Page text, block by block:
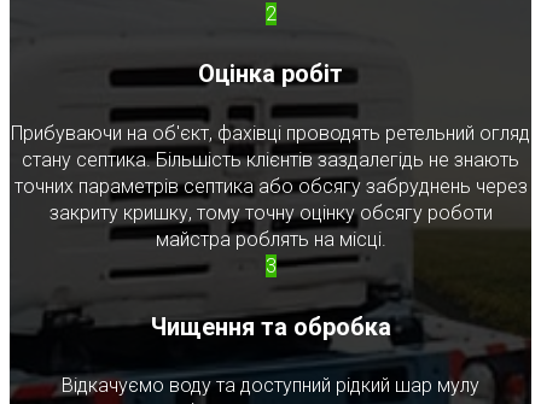
2
Оцінка робіт
Прибуваючи на об'єкт, фахівці проводять ретельний огляд
стану септика. Більшість клієнтів заздалегідь не знають
точних параметрів септика або обсягу забруднень через
закриту кришку, тому точну оцінку обсягу роботи
майстра роблять на місці.
3
Чищення та обробка
Відкачуємо воду та доступний рідкий шар мулу